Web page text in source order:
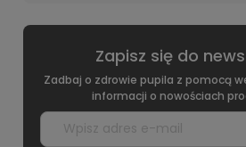
Zapisz się do
Zadbaj o zdrowie pupila z pomocą
informacji o nowościach